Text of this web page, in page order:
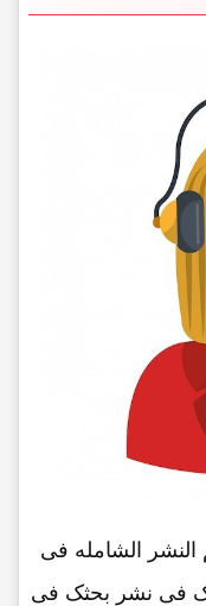
الشامله فی
فی نشر بحثک فی